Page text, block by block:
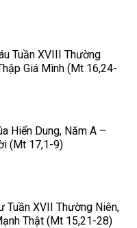
Tuần XVIII Thường
Giá Mình (Mt 16,24-
Hiển Dung, Năm A –
(Mt 17,1-9)
Tuần XVII Thường Niên,
Thật (Mt 15,21-28)